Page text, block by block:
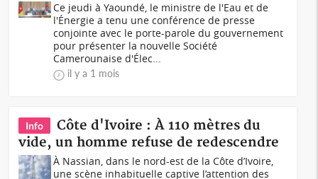
Ce jeudi à Yaoundé, le ministre de l'Eau et de
l'Énergie a tenu une conférence de presse
conjointe avec le porte-parole du gouvernement
pour présenter la nouvelle Société
Camerounaise d'Élec...
il y a 1 mois
Info
Côte d'Ivoire : À 110 mètres du
vide, un homme refuse de redescendre
À Nassian, dans le nord-est de la Côte d’Ivoire,
une scène inhabituelle captive l’attention des